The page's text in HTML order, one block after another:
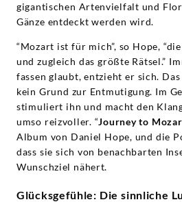
gigantischen Artenvielfalt und
Gänze entdeckt werden wird.
“Mozart ist für mich”, so Hope,
und zugleich das größte Rätsel.”
fassen glaubt, entzieht er sich.
kein Grund zur Entmutigung. Im
stimuliert ihn und macht den
umso reizvoller. “Journey to
Album von Daniel Hope, und die
dass sie sich von benachbarten
Wunschziel nähert.
Glücksgefühle: Die sinnliche